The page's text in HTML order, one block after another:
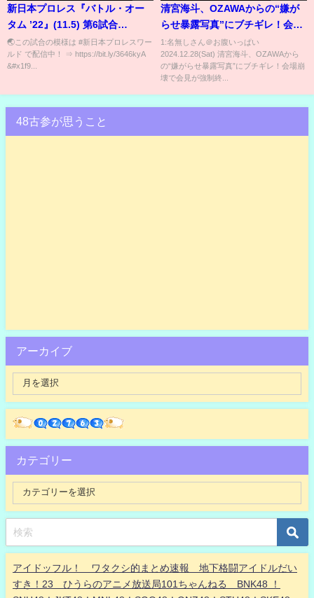
新日本プロレス『バトル・オー
タム ’22』(11.5) 第6試合
#shorts
🌏この試合の模様は #新日本プロレスワー
ルド で配信中​​！ ⇒ https://bit.ly/3646kyA
&#x1f9...
清宮海斗、OZAWAからの“嫌が
らせ暴露写真”にブチギレ！会場
崩壊で会見が強制終了
『ABEMA presents NOAH
“THE NEW YEAR” 2025』直前
1:名無しさん＠お腹いっぱい
2024.12.28(Sat) 清宮海斗、OZAWAから
の“嫌がらせ暴露写真”にブチギレ！会場崩
壊で会見が強制終...
48古参が思うこと
アーカイブ
カテゴリー
アイドッフル！ ワタクシ的まとめ速報 地下格闘アイドルだい
すき！23 ひうらのアニメ放送局101ちゃんねる BNK48 ！